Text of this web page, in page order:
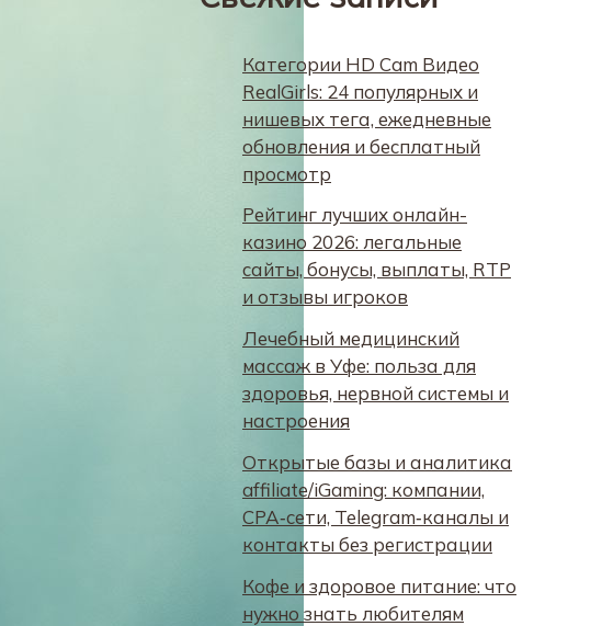
Категории HD Cam Видео
RealGirls: 24 популярных и
нишевых тега, ежедневные
обновления и бесплатный
просмотр
Рейтинг лучших онлайн-
казино 2026: легальные
сайты, бонусы, выплаты, RTP
и отзывы игроков
Лечебный медицинский
массаж в Уфе: польза для
здоровья, нервной системы и
настроения
Открытые базы и аналитика
affiliate/iGaming: компании,
CPA‑сети, Telegram‑каналы и
контакты без регистрации
Кофе и здоровое питание: что
нужно знать любителям